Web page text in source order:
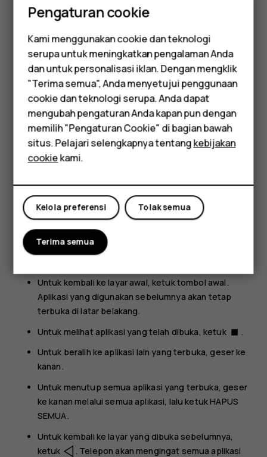
Smartphone
Feature phones
Aksesori
Tablet
Letakkan 2 jari pada item, misalnya peta, foto, atau
halaman Web, lalu geser jari berjauhan atau dengan
gerakan menjepit.
Mengunci orientasi layar
Layar akan memutar posisi secara otomatis bila Anda
memutar posisi telepon 90 derajat.
Untuk mengunci layar dalam mode potret, geser ke bawah
dari bagian atas layar, lalu ketukPutar otomatis
Untuk melihat semua aplikasi, geser tombol awal ke
Untuk kembali ke layar awal, ketuk tombol awal.
Aplikasi yang digunakan sebelumnya akan tetap
terbuka di latar belakang.
Untuk melihat aplikasi yang telah dibuka, ketuk stop .
Untuk beralih ke aplikasi lain yang terbuka, geser ke
kanan.
Untuk menutup semua aplikasi yang terbuka, geser
ke kanan melalui semua aplikasi, lalu ketukHAPUS
SEMUA.
Untuk kembali ke layar yang dibuka sebelumnya,
ketuk
. Telepon akan mengingat semua aplikasi
Pengaturan cookie
Kami menggunakan cookie dan teknologi
serupa untuk meningkatkan pengalaman Anda
dan untuk personalisasi iklan. Dengan mengklik
"Terima semua", Anda menyetujui penggunaan
cookie dan teknologi serupa. Anda dapat
mengubah pengaturan Anda kapan pun dengan
memilih "Pengaturan Cookie" di bagian bawah
situs. Pelajari selengkapnya tentangkebijakan
cookiekami.
Tolak semua
Kelola preferensi
Terima semua